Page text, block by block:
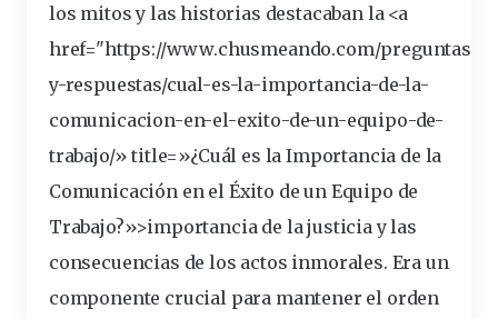
los mitos y las historias destacaban la <a
href="https://www.chusmeando.com/preguntas-
y-respuestas/cual-es-la-importancia-de-la-
comunicacion-en-el-exito-de-un-equipo-de-
trabajo/» title=»¿Cuál es la Importancia de la
Comunicación en el Éxito de un Equipo de
Trabajo?»>importancia de lajusticia y las
consecuencias de los actos inmorales. Era un
componente crucial para mantener el orden